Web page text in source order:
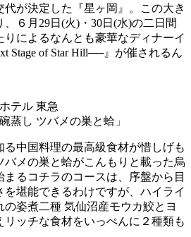
が決定した『星ヶ岡』。この大き
６月29日(火)・30日(水)の二日間
りによるなんとも豪華なディナーイ
Stage of Star Hill──』が催されるん
蒸し ツバメの巣と蛤」
中国料理の最高級食材が惜しげも
バメの巣と蛤がこんもりと載った烏
るコチラのコースは、序盤から目
堪能できるわけですが、ハイライ
の姿煮二種 気仙沼産モウカ鮫とヨ
リッチな食材をいっぺんに２種類も